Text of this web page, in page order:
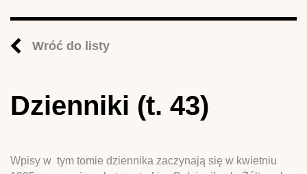
Wróć do listy
Dzienniki (t. 43)
Wpisy w tym tomie dziennika zaczynają się w kwietniu